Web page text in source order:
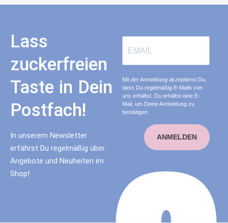
Lass
zuckerfreien
Taste in Dein
Postfach!
In unserem Newsletter
erfährst Du regelmäßig über
Angebote und Neuheiten im
Shop!
Mit der Anmeldung akzeptierst Du,
dass Du regelmäßig E-Mails von
uns erhältst. Du erhältst eine E-
Mail, um Deine Anmeldung zu
bestätigen.
ANMELDEN